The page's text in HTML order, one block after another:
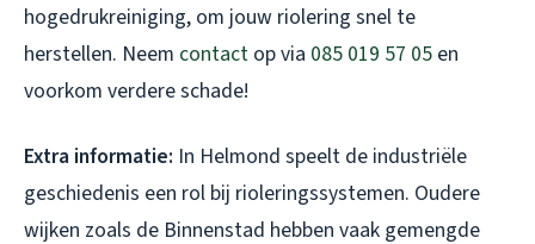
hogedrukreiniging, om jouw riolering snel te
herstellen. Neem contact op via 085 019 57 05 en
voorkom verdere schade!
Extra informatie: In Helmond speelt de industriële
geschiedenis een rol bij rioleringssystemen. Oudere
wijken zoals de Binnenstad hebben vaak gemengde